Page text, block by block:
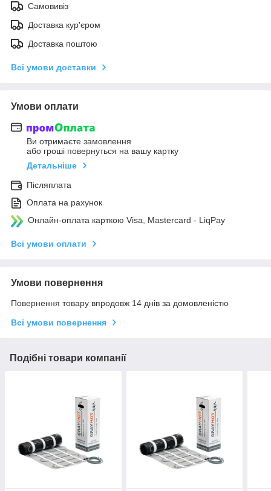
Самовивіз
Доставка кур'єром
Доставка поштою
Всі умови доставки
Умови оплати
Ви отримаєте замовлення
або гроші повернуться на вашу картку
Детальніше
Післяплата
Оплата на рахунок
Онлайн-оплата карткою Visa, Mastercard - LiqPay
Всі умови оплати
Умови повернення
Повернення товару впродовж 14 днів за домовленістю
Всі умови повернення
Подібні товари компанії